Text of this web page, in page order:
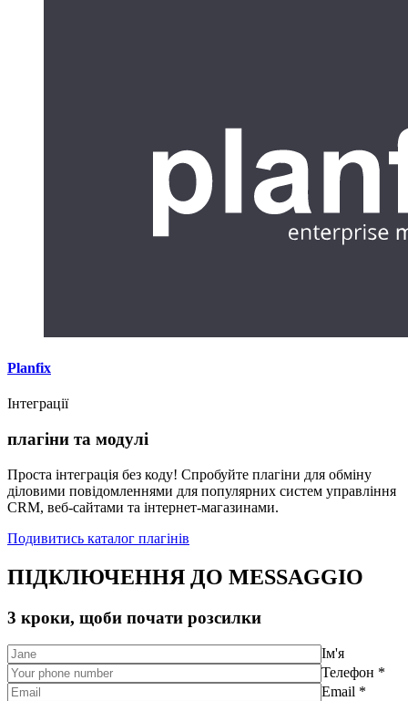
Planfix
Інтеграції
плагіни та модулі
Проста інтеграція без коду! Спробуйте плагіни для обміну
діловими повідомленнями для популярних систем управління
CRM, веб-сайтами та інтернет-магазинами.
Подивитись каталог плагінів
ПІДКЛЮЧЕННЯ ДО MESSAGGIO
3 кроки, щоби почати розсилки
Ім'я
Телефон *
Email *